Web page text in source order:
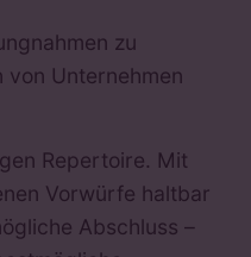
zu
Unternehmen
Repertoire. Mit
Vorwürfe haltbar
Abschluss –